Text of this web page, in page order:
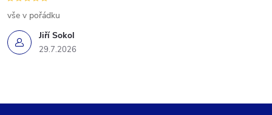
Jiří Sokol
29.7.2026
vše v pořádku